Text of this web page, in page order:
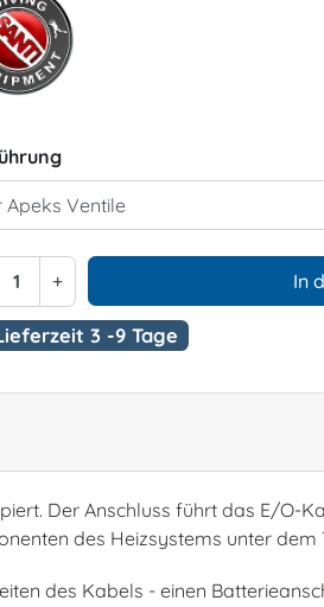
+ In
3 -9 Tage
Der Anschluss führt das E/O-
des Heizsystems unter dem
des Kabels - einen